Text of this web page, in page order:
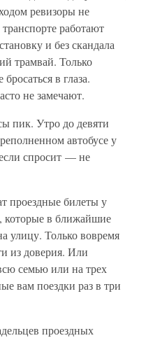
ревизоры не
работают
и без скандала
трамвай. Только
в глаза.
не замечают.
пик. Утро до девяти
автобусе у
спросит — не
проездные билеты у
которые в ближайшие
улицу. Только вовремя
из доверия. Или
семью или на трех
вам поездки раз в три
проездных